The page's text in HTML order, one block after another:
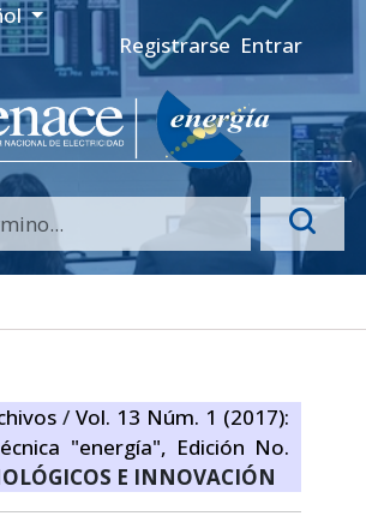
principal
sitio
Registrarse Entrar
/ Vol. 13 Núm. 1 (2017):
"energía", Edición No.
E INNOVACIÓN